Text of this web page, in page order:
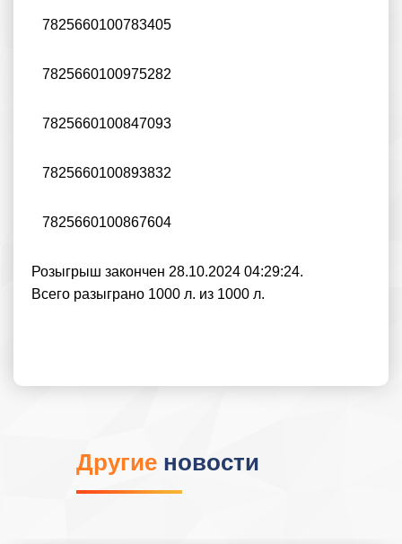
7825660100783405
7825660100975282
7825660100847093
7825660100893832
7825660100867604
Розыгрыш закончен 28.10.2024 04:29:24.
Всего разыграно 1000 л. из 1000 л.
Другие новости